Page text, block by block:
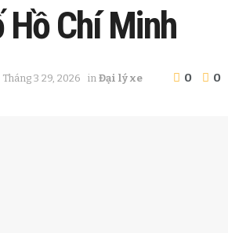
Hồ Chí Minh
Tháng 3 29, 2026 in Đại lý xe 0 0